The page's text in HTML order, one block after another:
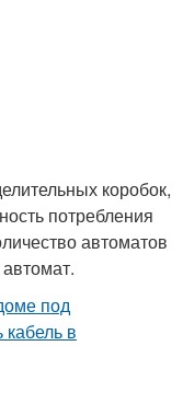
коробок,
потребления
автоматов